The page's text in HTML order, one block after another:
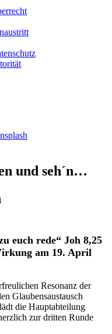
und seh´n…
euch rede“ Joh 8,25
am 19. April
Resonanz der
Glaubensaustausch
die Hauptabteilung
zur dritten Runde